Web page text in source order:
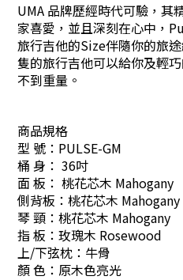
UMA 品牌歷經時代可驗，其
家喜愛，並且深刻在心中，
旅行吉他的Size伴隨你的旅
隻的旅行吉他可以給你及輕
不到重量。
商品規格
型 號：PULSE-GM
桶 身： 36吋
面 板： 桃花芯木 Mahogany
側背板：桃花芯木 Mahogany
琴 頸：桃花芯木 Mahogany
指 板：玫瑰木 Rosewood
上/下弦枕：牛骨
顏 色：原木色亮光